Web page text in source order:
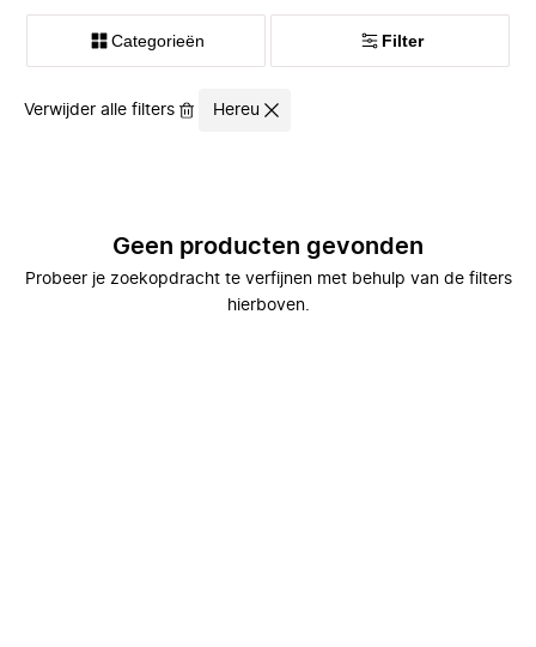
Categorieën Filter
Verwijder alle filters Hereu
Geen producten gevonden
Probeer je zoekopdracht te verfijnen met behulp van de filters
hierboven.